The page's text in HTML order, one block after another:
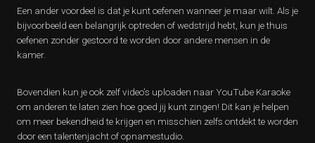
Een ander voordeel is dat je kunt oefenen wanneer je maar wilt. Als je
bijvoorbeeld een belangrijk optreden of wedstrijd hebt, kun je thuis
oefenen zonder gestoord te worden door andere mensen in de
kamer.
Bovendien kun je ook zelf video’s uploaden naar YouTube Karaoke
om anderen te laten zien hoe goed jij kunt zingen! Dit kan je helpen
om meer bekendheid te krijgen en misschien zelfs ontdekt te worden
door een talentenjacht of opnamestudio.